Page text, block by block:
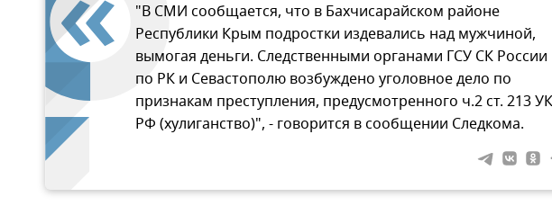
"В СМИ сообщается, что в Бахчисарайском районе
Республики Крым подростки издевались над мужчиной,
вымогая деньги. Следственными органами ГСУ СК России
по РК и Севастополю возбуждено уголовное дело по
признакам преступления, предусмотренного ч.2 ст. 213 УК
РФ (хулиганство)", - говорится в сообщении Следкома.